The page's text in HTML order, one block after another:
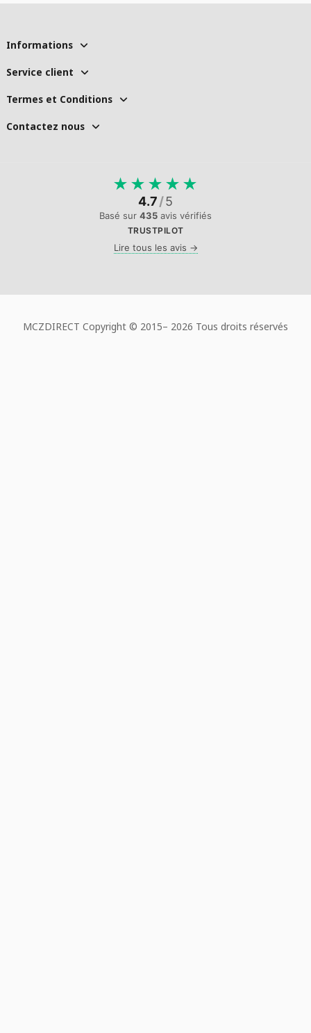
Informations
Service client
Termes et Conditions
Contactez nous
★ ★ ★ ★ ★
4.7/5
Basé sur 435 avis vérifiés
TRUSTPILOT
Lire tous les avis →
MCZDIRECT Copyright © 2015– 2026 Tous droits réservés